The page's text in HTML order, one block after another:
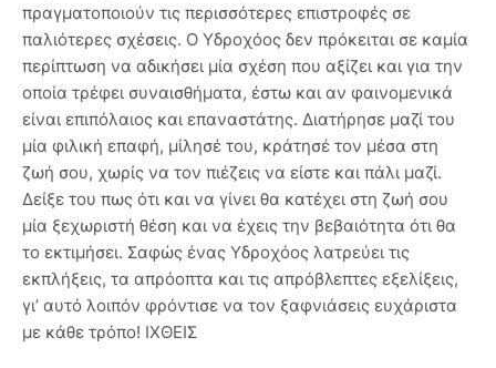
πραγματοποιούν τις περισσότερες επιστροφές σε
παλιότερες σχέσεις. Ο Υδροχόος δεν πρόκειται σε καμία
περίπτωση να αδικήσει μία σχέση που αξίζει και για την
οποία τρέφει συναισθήματα, έστω και αν φαινομενικά
είναι επιπόλαιος και επαναστάτης. Διατήρησε μαζί του
μία φιλική επαφή, μίλησέ του, κράτησέ τον μέσα στη
ζωή σου, χωρίς να τον πιέζεις να είστε και πάλι μαζί.
Δείξε του πως ότι και να γίνει θα κατέχει στη ζωή σου
μία ξεχωριστή θέση και να έχεις την βεβαιότητα ότι θα
το εκτιμήσει. Σαφώς ένας Υδροχόος λατρεύει τις
εκπλήξεις, τα απρόοπτα και τις απρόβλεπτες εξελίξεις,
γι’ αυτό λοιπόν φρόντισε να τον ξαφνιάσεις ευχάριστα
με κάθε τρόπο! ΙΧΘΕΙΣ